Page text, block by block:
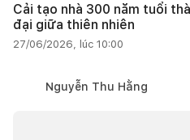
Cải tạo nhà 300 năm tuổi
đại giữa thiên nhiên
27/06/2026, lúc 10:00
Nguyễn Thu Hằng